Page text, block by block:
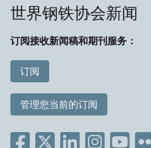
世界钢铁协会新闻
订阅接收新闻稿和期刊服务：
订阅
管理您当前的订阅